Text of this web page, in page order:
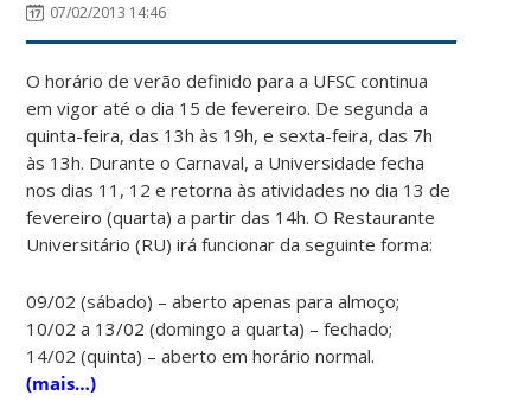
07/02/2013 14:46
O horário de verão definido para a UFSC continua
em vigor até o dia 15 de fevereiro. De segunda a
quinta-feira, das 13h às 19h, e sexta-feira, das 7h
às 13h. Durante o Carnaval, a Universidade fecha
nos dias 11, 12 e retorna às atividades no dia 13 de
fevereiro (quarta) a partir das 14h. O Restaurante
Universitário (RU) irá funcionar da seguinte forma:
09/02 (sábado) – aberto apenas para almoço;
10/02 a 13/02 (domingo a quarta) – fechado;
14/02 (quinta) – aberto em horário normal.
(mais…)